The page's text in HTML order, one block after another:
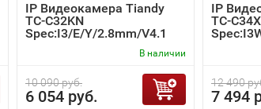
IP Видеокамера Tiandy
TC-C32KN
Spec:I3/E/Y/2.8mm/V4.1
В наличии
10 090 руб.
6 054 руб.
IP
TC-
12 490
7 494